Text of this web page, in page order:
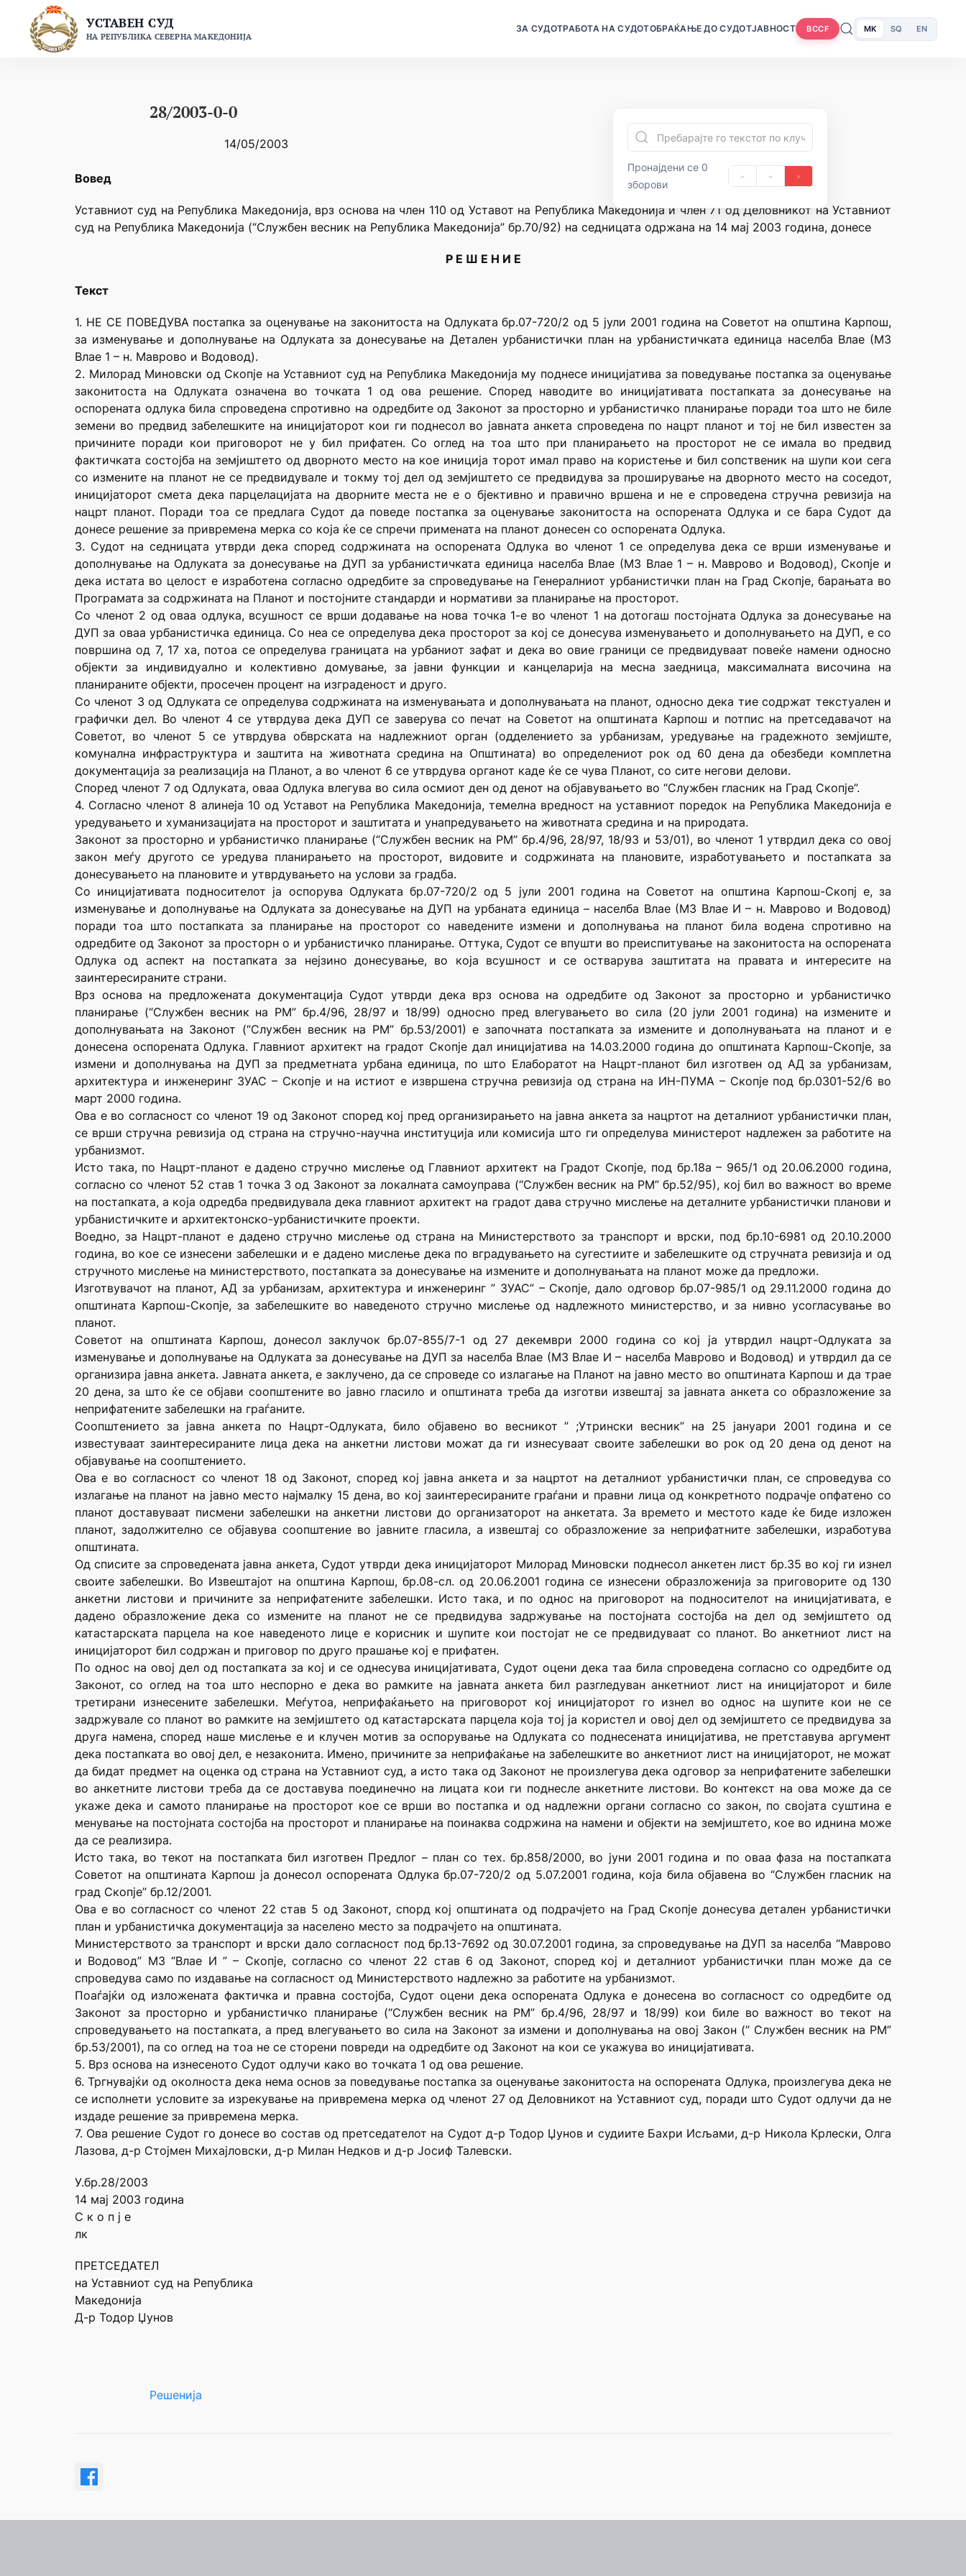
content
УСТАВЕН СУД
НА РЕПУБЛИКА СЕВЕРНА МАКЕДОНИЈА
ЗА СУДОТРАБОТА НА СУДОТОБРАЌАЊЕ ДО СУДОТЈАВНОСТ BCCF MK SQ EN
28/2003-0-0
14/05/2003
Пронајдени се 0
зборови
Вовед
Уставниот суд на Република Македонија, врз основа на член 110 од Уставот на Република Македонија и член 71 од Деловникот на Уставниот
суд на Република Македонија (“Службен весник на Република Македонија” бр.70/92) на седницата одржана на 14 мај 2003 година, донесе
Р Е Ш Е Н И Е
Текст
1. НЕ СЕ ПОВЕДУВА постапка за оценување на законитоста на Одлуката бр.07-720/2 од 5 јули 2001 година на Советот на општина Карпош,
за изменување и дополнување на Одлуката за донесување на Детален урбанистички план на урбанистичката единица населба Влае (МЗ
Влае 1 – н. Маврово и Водовод).
2. Милорад Миновски од Скопје на Уставниот суд на Република Македонија му поднесе иницијатива за поведување постапка за оценување
законитоста на Одлуката означена во точката 1 од ова решение. Според наводите во иницијативата постапката за донесување на
оспорената одлука била спроведена спротивно на одредбите од Законот за просторно и урбанистичко планирање поради тоа што не биле
земени во предвид забелешките на иницијаторот кои ги поднесол во јавната анкета спроведена по нацрт планот и тој не бил известен за
причините поради кои приговорот не у бил прифатен. Со оглед на тоа што при планирањето на просторот не се имала во предвид
фактичката состојба на земјиштето од дворното место на кое иниција торот имал право на користење и бил сопственик на шупи кои сега
со измените на планот не се предвидувале и токму тој дел од земјиштето се предвидува за проширување на дворното место на соседот,
иницијаторот смета дека парцелацијата на дворните места не е о бјективно и правично вршена и не е спроведена стручна ревизија на
нацрт планот. Поради тоа се предлага Судот да поведе постапка за оценување законитоста на оспорената Одлука и се бара Судот да
донесе решение за привремена мерка со која ќе се спречи примената на планот донесен со оспорената Одлука.
3. Судот на седницата утврди дека според содржината на оспорената Одлука во членот 1 се определува дека се врши изменување и
дополнување на Одлуката за донесување на ДУП за урбанистичката единица населба Влае (МЗ Влае 1 – н. Маврово и Водовод), Скопје и
дека истата во целост е изработена согласно одредбите за спроведување на Генералниот урбанистички план на Град Скопје, барањата во
Програмата за содржината на Планот и постојните стандарди и нормативи за планирање на просторот.
Со членот 2 од оваа одлука, всушност се врши додавање на нова точка 1-е во членот 1 на дотогаш постојната Одлука за донесување на
ДУП за оваа урбанистичка единица. Со неа се определува дека просторот за кој се донесува изменувањето и дополнувањето на ДУП, е со
површина од 7, 17 ха, потоа се определува границата на урбаниот зафат и дека во овие граници се предвидуваат повеќе намени односно
објекти за индивидуално и колективно домување, за јавни функции и канцеларија на месна заедница, максималната височина на
планираните објекти, просечен процент на изграденост и друго.
Со членот 3 од Одлуката се определува содржината на изменувањата и дополнувањата на планот, односно дека тие содржат текстуален и
графички дел. Во членот 4 се утврдува дека ДУП се заверува со печат на Советот на општината Карпош и потпис на претседавачот на
Советот, во членот 5 се утврдува обврската на надлежниот орган (одделението за урбанизам, уредување на градежното земјиште,
комунална инфраструктура и заштита на животната средина на Општината) во определениот рок од 60 дена да обезбеди комплетна
документација за реализација на Планот, а во членот 6 се утврдува органот каде ќе се чува Планот, со сите негови делови.
Според членот 7 од Одлуката, оваа Одлука влегува во сила осмиот ден од денот на објавувањето во “Службен гласник на Град Скопје”.
4. Согласно членот 8 алинеја 10 од Уставот на Република Македонија, темелна вредност на уставниот поредок на Република Македонија е
уредувањето и хуманизацијата на просторот и заштитата и унапредувањето на животната средина и на природата.
Законот за просторно и урбанистичко планирање (“Службен весник на РМ” бр.4/96, 28/97, 18/93 и 53/01), во членот 1 утврдил дека со овој
закон меѓу другото се уредува планирањето на просторот, видовите и содржината на плановите, изработувањето и постапката за
донесувањето на плановите и утврдувањето на услови за градба.
Со иницијативата подносителот ја оспорува Одлуката бр.07-720/2 од 5 јули 2001 година на Советот на општина Карпош-Скопј е, за
изменување и дополнување на Одлуката за донесување на ДУП на урбаната единица – населба Влае (МЗ Влае И – н. Маврово и Водовод)
поради тоа што постапката за планирање на просторот со наведените измени и дополнувања на планот била водена спротивно на
одредбите од Законот за просторн о и урбанистичко планирање. Оттука, Судот се впушти во преиспитување на законитоста на оспорената
Одлука од аспект на постапката за нејзино донесување, во која всушност и се остварува заштитата на правата и интересите на
заинтересираните страни.
Врз основа на предложената документација Судот утврди дека врз основа на одредбите од Законот за просторно и урбанистичко
планирање (“Службен весник на РМ” бр.4/96, 28/97 и 18/99) односно пред влегувањето во сила (20 јули 2001 година) на измените и
дополнувањата на Законот (“Службен весник на РМ” бр.53/2001) е започната постапката за измените и дополнувањата на планот и е
донесена оспорената Одлука. Главниот архитект на градот Скопје дал иницијатива на 14.03.2000 година до општината Карпош-Скопје, за
измени и дополнувања на ДУП за предметната урбана единица, по што Елаборатот на Нацрт-планот бил изготвен од АД за урбанизам,
архитектура и инженеринг ЗУАС – Скопје и на истиот е извршена стручна ревизија од страна на ИН-ПУМА – Скопје под бр.0301-52/6 во
март 2000 година.
Ова е во согласност со членот 19 од Законот според кој пред организирањето на јавна анкета за нацртот на деталниот урбанистички план,
се врши стручна ревизија од страна на стручно-научна институција или комисија што ги определува министерот надлежен за работите на
урбанизмот.
Исто така, по Нацрт-планот е дадено стручно мислење од Главниот архитект на Градот Скопје, под бр.18а – 965/1 од 20.06.2000 година,
согласно со членот 52 став 1 точка 3 од Законот за локалната самоуправа (“Службен весник на РМ” бр.52/95), кој бил во важност во време
на постапката, а која одредба предвидувала дека главниот архитект на градот дава стручно мислење на деталните урбанистички планови и
урбанистичките и архитектонско-урбанистичките проекти.
Воедно, за Нацрт-планот е дадено стручно мислење од страна на Министерството за транспорт и врски, под бр.10-6981 од 20.10.2000
година, во кое се изнесени забелешки и е дадено мислење дека по вградувањето на сугестиите и забелешките од стручната ревизија и од
стручното мислење на министерството, постапката за донесување на измените и дополнувањата на планот може да предложи.
Изготвувачот на планот, АД за урбанизам, архитектура и инженеринг ” ЗУАС” – Скопје, дало одговор бр.07-985/1 од 29.11.2000 година до
општината Карпош-Скопје, за забелешките во наведеното стручно мислење од надлежното министерство, и за нивно усогласување во
планот.
Советот на општината Карпош, донесол заклучок бр.07-855/7-1 од 27 декември 2000 година со кој ја утврдил нацрт-Одлуката за
изменување и дополнување на Одлуката за донесување на ДУП за населба Влае (МЗ Влае И – населба Маврово и Водовод) и утврдил да се
организира јавна анкета. Јавната анкета, е заклучено, да се спроведе со излагање на Планот на јавно место во општината Карпош и да трае
20 дена, за што ќе се објави соопштените во јавно гласило и општината треба да изготви извештај за јавната анкета со образложение за
неприфатените забелешки на граѓаните.
Соопштението за јавна анкета по Нацрт-Одлуката, било објавено во весникот ” ;Утрински весник” на 25 јануари 2001 година и се
известуваат заинтересираните лица дека на анкетни листови можат да ги изнесуваат своите забелешки во рок од 20 дена од денот на
објавување на соопштението.
Ова е во согласност со членот 18 од Законот, според кој јавна анкета и за нацртот на деталниот урбанистички план, се спроведува со
излагање на планот на јавно место најмалку 15 дена, во кој заинтересираните граѓани и правни лица од конкретното подрачје опфатено со
планот доставуваат писмени забелешки на анкетни листови до организаторот на анкетата. За времето и местото каде ќе биде изложен
планот, задолжително се објавува соопштение во јавните гласила, а извештај со образложение за неприфатните забелешки, изработува
општината.
Од списите за спроведената јавна анкета, Судот утврди дека иницијаторот Милорад Миновски поднесол анкетен лист бр.35 во кој ги изнел
своите забелешки. Во Извештајот на општина Карпош, бр.08-сл. од 20.06.2001 година се изнесени образложенија за приговорите од 130
анкетни листови и причините за неприфатените забелешки. Исто така, и по однос на приговорот на подносителот на иницијативата, е
дадено образложение дека со измените на планот не се предвидува задржување на постојната состојба на дел од земјиштето од
катастарската парцела на кое наведеното лице е корисник и шупите кои постојат не се предвидуваат со планот. Во анкетниот лист на
иницијаторот бил содржан и приговор по друго прашање кој е прифатен.
По однос на овој дел од постапката за кој и се однесува иницијативата, Судот оцени дека таа била спроведена согласно со одредбите од
Законот, со оглед на тоа што неспорно е дека во рамките на јавната анкета бил разгледуван анкетниот лист на иницијаторот и биле
третирани изнесените забелешки. Меѓутоа, неприфаќањето на приговорот кој иницијаторот го изнел во однос на шупите кои не се
задржувале со планот во рамките на земјиштето од катастарската парцела која тој ја користел и овој дел од земјиштето се предвидува за
друга намена, според наше мислење е и клучен мотив за оспорување на Одлуката со поднесената иницијатива, не претставува аргумент
дека постапката во овој дел, е незаконита. Имено, причините за неприфаќање на забелешките во анкетниот лист на иницијаторот, не можат
да бидат предмет на оценка од страна на Уставниот суд, а исто така од Законот не произлегува дека одговор за неприфатените забелешки
во анкетните листови треба да се доставува поединечно на лицата кои ги поднесле анкетните листови. Во контекст на ова може да се
укаже дека и самото планирање на просторот кое се врши во постапка и од надлежни органи согласно со закон, по својата суштина е
менување на постојната состојба на просторот и планирање на поинаква содржина на намени и објекти на земјиштето, кое во иднина може
да се реализира.
Исто така, во текот на постапката бил изготвен Предлог – план со тех. бр.858/2000, во јуни 2001 година и по оваа фаза на постапката
Советот на општината Карпош ја донесол оспорената Одлука бр.07-720/2 од 5.07.2001 година, која била објавена во “Службен гласник на
град Скопје” бр.12/2001.
Ова е во согласност со членот 22 став 5 од Законот, спорд кој општината од подрачјето на Град Скопје донесува детален урбанистички
план и урбанистичка документација за населено место за подрачјето на општината.
Министерството за транспорт и врски дало согласност под бр.13-7692 од 30.07.2001 година, за спроведување на ДУП за населба “Маврово
и Водовод” МЗ “Влае И ” – Скопје, согласно со членот 22 став 6 од Законот, според кој и деталниот урбанистички план може да се
спроведува само по издавање на согласност од Министерството надлежно за работите на урбанизмот.
Поаѓајќи од изложената фактичка и правна состојба, Судот оцени дека оспорената Одлука е донесена во согласност со одредбите од
Законот за просторно и урбанистичко планирање (“Службен весник на РМ” бр.4/96, 28/97 и 18/99) кои биле во важност во текот на
спроведувањето на постапката, а пред влегувањето во сила на Законот за измени и дополнувања на овој Закон (” Службен весник на РМ”
бр.53/2001), па со оглед на тоа не се сторени повреди на одредбите од Законот на кои се укажува во иницијативата.
5. Врз основа на изнесеното Судот одлучи како во точката 1 од ова решение.
6. Тргнувајќи од околноста дека нема основ за поведување постапка за оценување законитоста на оспорената Одлука, произлегува дека не
се исполнети условите за изрекување на привремена мерка од членот 27 од Деловникот на Уставниот суд, поради што Судот одлучи да не
издаде решение за привремена мерка.
7. Ова решение Судот го донесе во состав од претседателот на Судот д-р Тодор Џунов и судиите Бахри Исљами, д-р Никола Крлески, Олга
Лазова, д-р Стојмен Михајловски, д-р Милан Недков и д-р Јосиф Талевски.
У.бр.28/2003
14 мај 2003 година
С к о п ј е
лк
ПРЕТСЕДАТЕЛ
на Уставниот суд на Република
Македонија
Д-р Тодор Џунов
Решенија